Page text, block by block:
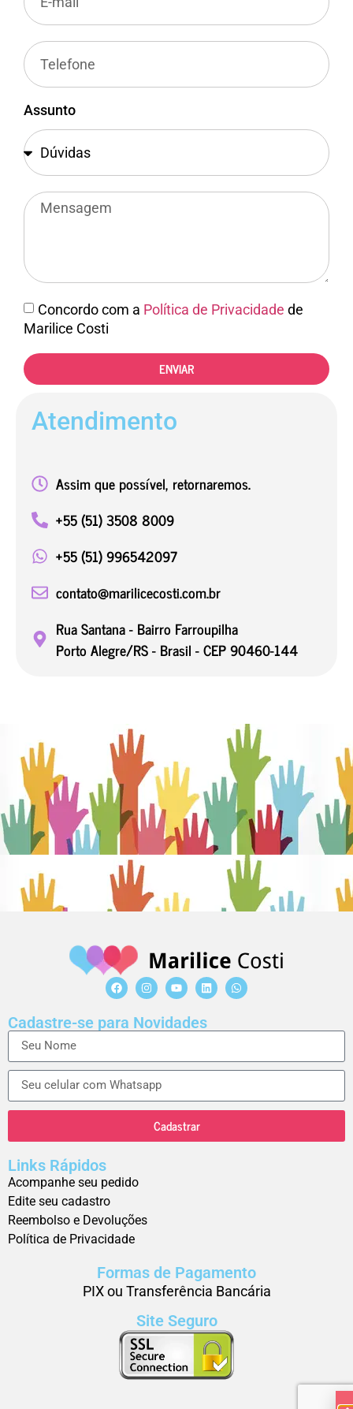
Assunto
Concordo com a Política de Privacidade de
Marilice Costi
ENVIAR
Atendimento
Assim que possível, retornaremos.
+55 (51) 3508 8009
+55 (51) 996542097
contato@marilicecosti.com.br
Rua Santana - Bairro Farroupilha
Porto Alegre/RS - Brasil - CEP 90460-144
Cadastre-se para Novidades
Cadastrar
Links Rápidos
Acompanhe seu pedido
Edite seu cadastro
Reembolso e Devoluções
Política de Privacidade
Formas de Pagamento
PIX ou Transferência Bancária
Site Seguro